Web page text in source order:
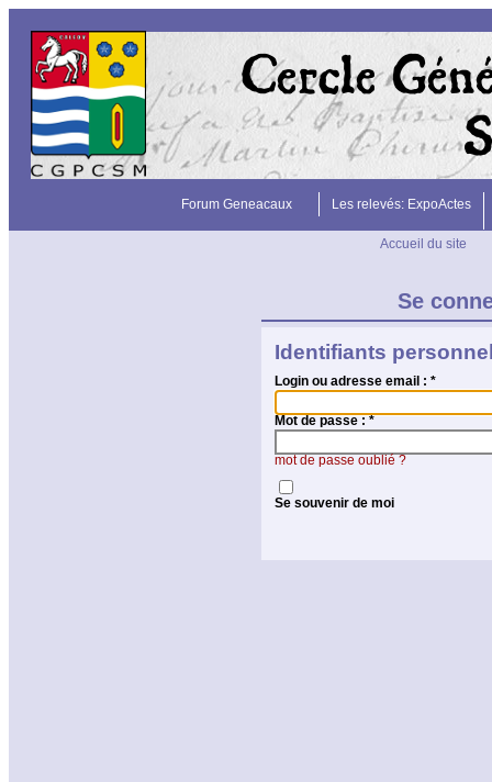
Forum Geneacaux Les relevés: ExpoActes
Accueil du site
Se
Identifiants
Login ou adresse email : *
Mot de passe :*
mot de passe oublié ?
Se souvenir de moi